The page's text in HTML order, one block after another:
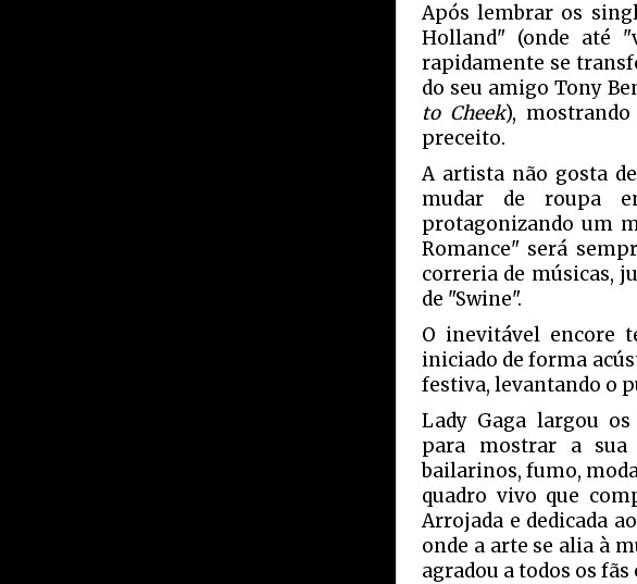
Após lembrar os
Holland" (onde até
rapidamente se
do seu amigo Tony
to Cheek),
preceito.
A artista não gosta
mudar de roupa
protagonizando um
Romance" será
correria de músicas,
de "Swine".
O inevitável encore
iniciado de forma
festiva, levantando o
Lady Gaga largou
para mostrar a sua
bailarinos, fumo,
quadro vivo que
Arrojada e dedicada
onde a arte se alia à
agradou a todos os